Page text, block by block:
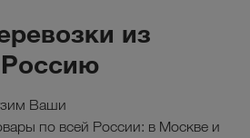
из
Ваши
по всей России: в Москве и